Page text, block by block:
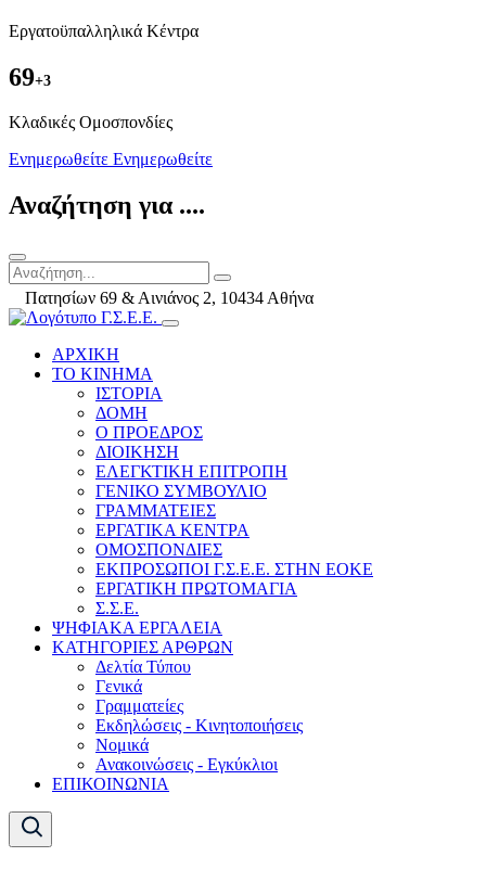
Εργατοϋπαλληλικά Κέντρα
69+3
Kλαδικές Ομοσπονδίες
Ενημερωθείτε Ενημερωθείτε
Αναζήτηση για ....
Πατησίων 69 & Αινιάνος 2, 10434 Αθήνα
ΑΡΧΙΚΗ
ΤΟ ΚΙΝΗΜΑ
ΙΣΤΟΡΙΑ
ΔΟΜΗ
Ο ΠΡΟΕΔΡΟΣ
ΔΙΟΙΚΗΣΗ
ΕΛΕΓΚΤΙΚΗ ΕΠΙΤΡΟΠΗ
ΓΕΝΙΚΟ ΣΥΜΒΟΥΛΙΟ
ΓΡΑΜΜΑΤΕΙΕΣ
ΕΡΓΑΤΙΚΑ ΚΕΝΤΡΑ
ΟΜΟΣΠΟΝΔΙΕΣ
ΕΚΠΡΟΣΩΠΟΙ Γ.Σ.Ε.Ε. ΣΤΗΝ ΕΟΚΕ
ΕΡΓΑΤΙΚΗ ΠΡΩΤΟΜΑΓΙΑ
Σ.Σ.Ε.
ΨΗΦΙΑΚΑ ΕΡΓΑΛΕΙΑ
ΚΑΤΗΓΟΡΙΕΣ ΑΡΘΡΩΝ
Δελτία Τύπου
Γενικά
Γραμματείες
Εκδηλώσεις - Κινητοποιήσεις
Νομικά
Ανακοινώσεις - Εγκύκλιοι
ΕΠΙΚΟΙΝΩΝΙΑ